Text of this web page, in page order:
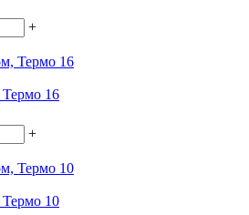
+
Термо 16
+
Термо 10